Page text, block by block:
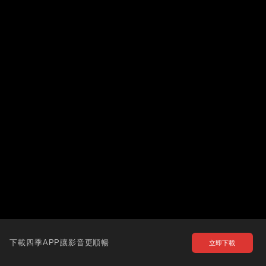
下載四季APP讓影音更順暢 立即下載